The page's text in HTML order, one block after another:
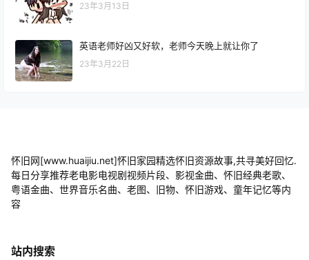
23年3月13日
英语老师好凶又好软，老师今天晚上就让你了
23年3月22日
怀旧网[www.huaijiu.net]怀旧家园精选怀旧资源故事,共寻美好回忆.
每日分享推荐老电影电视剧视频片段、影视金曲、怀旧经典老歌、
粤语金曲、世界音乐名曲、老图、旧物、怀旧游戏、童年记忆等内
容
站内搜索